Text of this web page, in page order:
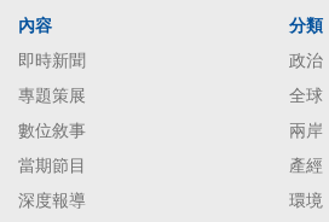
內容
即時新聞
專題策展
數位敘事
當期節目
深度報導
分類
政治
全球
兩岸
產經
環境